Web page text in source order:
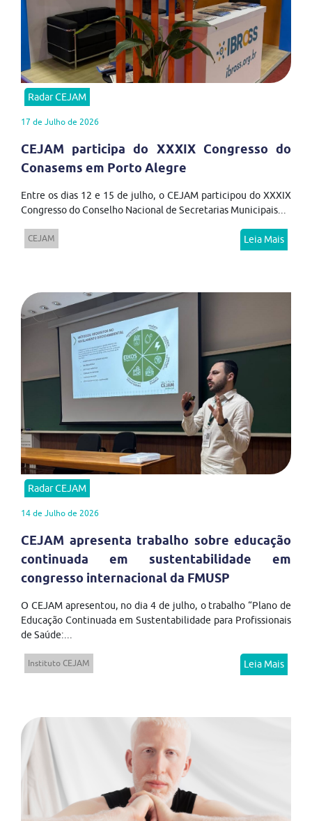
Radar CEJAM
17 de Julho de 2026
CEJAM participa do XXXIX Congresso do
Conasems em Porto Alegre
Entre os dias 12 e 15 de julho, o CEJAM participou do XXXIX
Congresso do Conselho Nacional de Secretarias Municipais...
CEJAM Leia Mais
Radar CEJAM
14 de Julho de 2026
CEJAM apresenta trabalho sobre educação
continuada em sustentabilidade em
congresso internacional da FMUSP
O CEJAM apresentou, no dia 4 de julho, o trabalho “Plano de
Educação Continuada em Sustentabilidade para Profissionais
de Saúde:...
Instituto CEJAM Leia Mais